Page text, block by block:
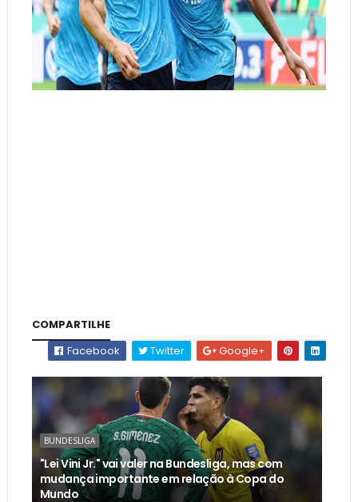
COMPARTILHE
Facebook
Twitter Google+
BUNDESLIGA
"Lei Vini Jr." vai valer na Bundesliga, mas com
mudança importante em relação à Copa do
Mundo